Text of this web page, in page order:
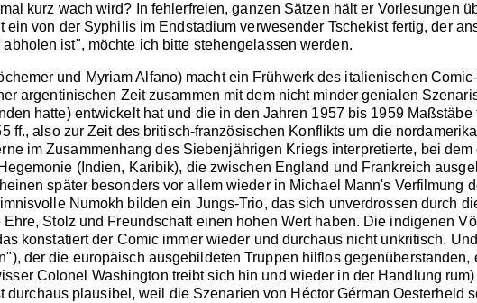
kurz wach wird? In fehlerfreien, ganzen Sätzen hält er Vorlesungen
von der Syphilis im Endstadium verwesender Tschekist fertig, der
ist", möchte ich bitte stehengelassen werden.
und Myriam Alfano) macht ein Frühwerk des italienischen
argentinischen Zeit zusammen mit dem nicht minder genialen
hatte) entwickelt hat und die in den Jahren 1957 bis 1959
ff., also zur Zeit des britisch-französischen Konflikts um die
im Zusammenhang des Siebenjährigen Kriegs interpretierte, bei
(Indien, Karibik), die zwischen England und Frankreich
später besonders vor allem wieder in Michael Mann's Verfilmung
Numokh bilden ein Jungs-Trio, das sich unverdrossen durch
Stolz und Freundschaft einen hohen Wert haben. Die indigenen
konstatiert der Comic immer wieder und durchaus nicht unkritisch.
der die europäisch ausgebildeten Truppen hilflos
Colonel Washington treibt sich hin und wieder in der Handlung
plausibel, weil die Szenarien von Héctor Gérman Oesterheld